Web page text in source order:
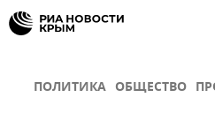
ПОЛИТИКА ОБЩЕСТВО